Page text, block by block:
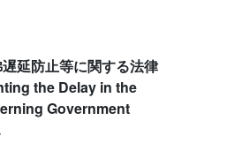
延防止等に関する法律
the Delay in the
Government